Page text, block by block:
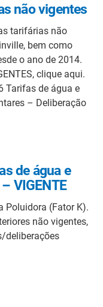
não vigentes
tarifárias não
bem como
o ano de 2014.
clique aqui.
Tarifas de água e
– Deliberação
de água e
VIGENTE
Poluidora (Fator K).
não vigentes,
deliberações